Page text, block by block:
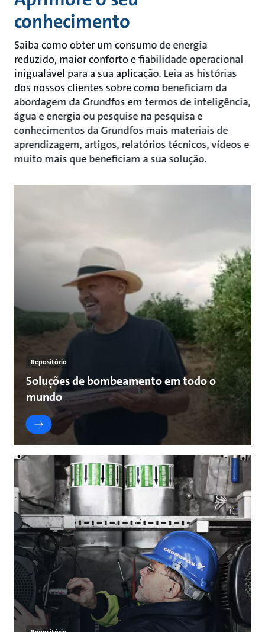
conhecimento
Saiba como obter um consumo de energia
reduzido, maior conforto e fiabilidade operacional
inigualável para a sua aplicação. Leia as histórias
dos nossos clientes sobre como beneficiam da
abordagem da Grundfos em termos de inteligência,
água e energia ou pesquise na pesquisa e
conhecimentos da Grundfos mais materiais de
aprendizagem, artigos, relatórios técnicos, vídeos e
muito mais que beneficiam a sua solução.
Repositório
Soluções de bombeamento em todo o
mundo